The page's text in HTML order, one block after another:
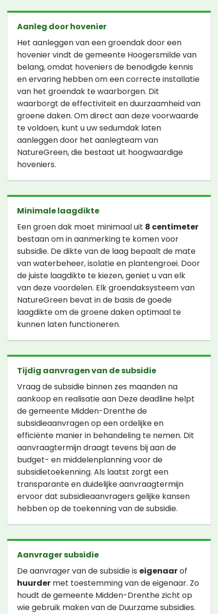
Aanleg door hovenier
Het aanleggen van een groendak door een
hovenier vindt de gemeente Hoogersmilde van
belang, omdat hoveniers de benodigde kennis
en ervaring hebben om een correcte installatie
van het groendak te waarborgen. Dit
waarborgt de effectiviteit en duurzaamheid van
groene daken. Om direct aan deze voorwaarde
te voldoen, kunt u uw sedumdak laten
aanleggen door het aanlegteam van
NatureGreen, die bestaat uit hoogwaardige
hoveniers.
Minimale laagdikte
Een groen dak moet minimaal uit 8 centimeter
bestaan om in aanmerking te komen voor
subsidie. De dikte van de laag bepaalt de mate
van waterbeheer, isolatie en plantengroei. Door
de juiste laagdikte te kiezen, geniet u van elk
van deze voordelen. Elk groendaksysteem van
NatureGreen bevat in de basis de goede
laagdikte om de groene daken optimaal te
kunnen laten functioneren.
Tijdig aanvragen van de subsidie
Vraag de subsidie binnen zes maanden na
aankoop en realisatie aan Deze deadline helpt
de gemeente Midden-Drenthe de
subsidieaanvragen op een ordelijke en
efficiënte manier in behandeling te nemen. Dit
aanvraagtermijn draagt tevens bij aan de
budget- en middelenplanning voor de
subsidietoekenning. Als laatst zorgt een
transparante en duidelijke aanvraagtermijn
ervoor dat subsidieaanvragers gelijke kansen
hebben op de toekenning van de subsidie.
Aanvrager subsidie
De aanvrager van de subsidie is eigenaarof
huurder met toestemming van de eigenaar. Zo
houdt de gemeente Midden-Drenthe zicht op
wie gebruik maken van de Duurzame subsidies.